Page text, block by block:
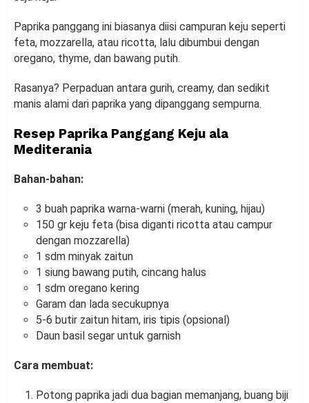
Paprika panggang ini biasanya diisi campuran keju seperti
feta, mozzarella, atau ricotta, lalu dibumbui dengan
oregano, thyme, dan bawang putih.
Rasanya? Perpaduan antara gurih, creamy, dan sedikit
manis alami dari paprika yang dipanggang sempurna.
Resep Paprika Panggang Keju ala
Mediterania
Bahan-bahan:
3 buah paprika warna-warni (merah, kuning, hijau)
150 gr keju feta (bisa diganti ricotta atau campur
dengan mozzarella)
1 sdm minyak zaitun
1 siung bawang putih, cincang halus
1 sdm oregano kering
Garam dan lada secukupnya
5-6 butir zaitun hitam, iris tipis (opsional)
Daun basil segar untuk garnish
Cara membuat:
Potong paprika jadi dua bagian memanjang, buang biji